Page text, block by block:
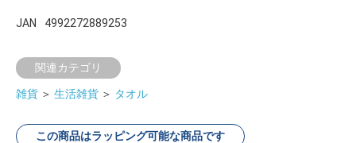
JAN 4992272889253
関連カテゴリ
雑貨 ＞ 生活雑貨 ＞ タオル
この商品はラッピング可能な商品です
イラストレ
ーター
アダルトグ
ッズ